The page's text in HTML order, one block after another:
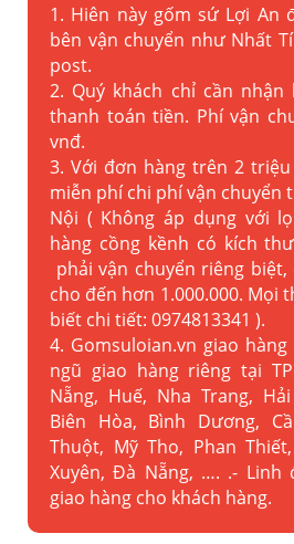
1. Hiên này gốm sứ Lợi An
bên vận chuyển như Nhất
post.
2. Quý khách chỉ cần nhận
thanh toán tiền. Phí vận
vnđ.
3. Với đơn hàng trên 2
miễn phí chi phí vận chuyển
Nội ( Không áp dụng với
hàng cồng kềnh có kích
phải vận chuyển riêng
cho đến hơn 1.000.000. Mọi
biết chi tiết: 0974813341 ).
4. Gomsuloian.vn giao
ngũ giao hàng riêng tại
Nẵng, Huế, Nha Trang,
Biên Hòa, Bình Dương,
Thuột, Mỹ Tho, Phan
Xuyên, Đà Nẵng, …. .- Linh
giao hàng cho khách hàng.